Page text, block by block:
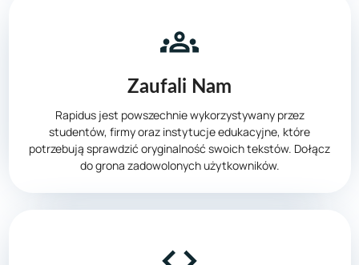
Zaufali Nam
Rapidus jest powszechnie wykorzystywany przez
studentów, firmy oraz instytucje edukacyjne, które
potrzebują sprawdzić oryginalność swoich tekstów. Dołącz
do grona zadowolonych użytkowników.